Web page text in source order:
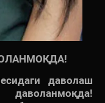
даволаш